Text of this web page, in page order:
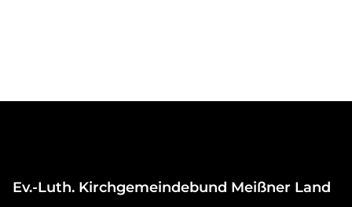
Ev.-Luth. Kirchgemeindebund Meißner Land